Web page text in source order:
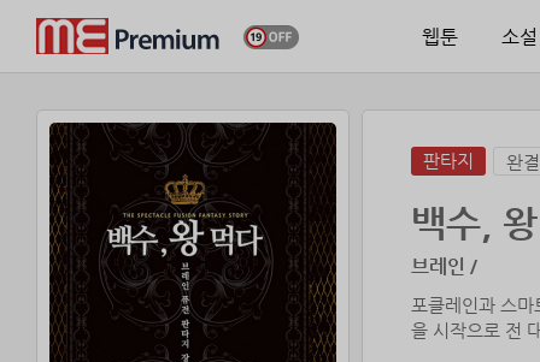
웹툰 소설
판타지 완결
백수,
브레인 /
포클레인과 스
을 시작으로 전